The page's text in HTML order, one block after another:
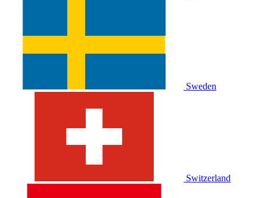
Sweden
Switzerland